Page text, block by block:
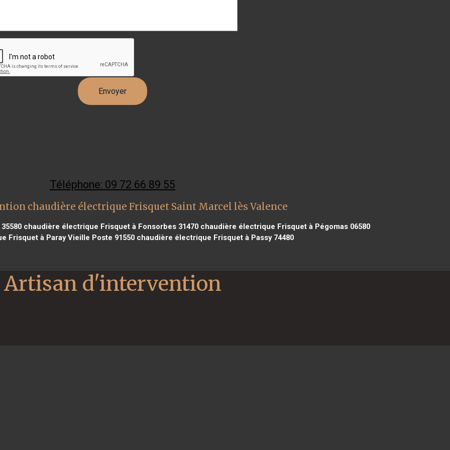
Téléphone: 09 72 66 89 55
chaudière électrique Frisquet Saint Marcel lès Valence
chaudière électrique Frisquet à Fonsorbes 31470chaudière électrique Frisquet à Pégomas 06580
Frisquet à Paray Vieille Poste 91550chaudière électrique Frisquet à Passy 74480
Artisan d'intervention